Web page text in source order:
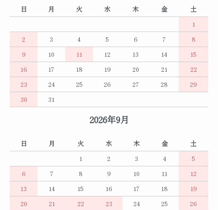
日 月 火 水 木 金
土
1
2
3 4 5 6 7
8
9
10 11 12 13 14
15
16
17 18 19 20 21
22
23
24 25 26 27 28
29
30
31
2026年9月
日 月 火 水 木 金
土
1
2 3 4
5
6
7 8 9 10 11
12
13
14 15 16 17 18
19
20
21 22 23 24 25
26